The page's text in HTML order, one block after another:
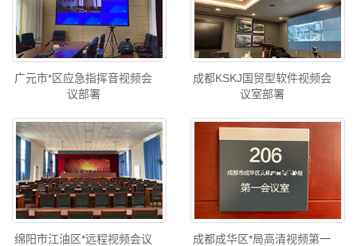
广元市*区应急指挥音视频会
议部署
成都KSKJ国贸型软件视频会
议室部署
绵阳市江油区*远程视频会议
成都成华区*局高清视频第一